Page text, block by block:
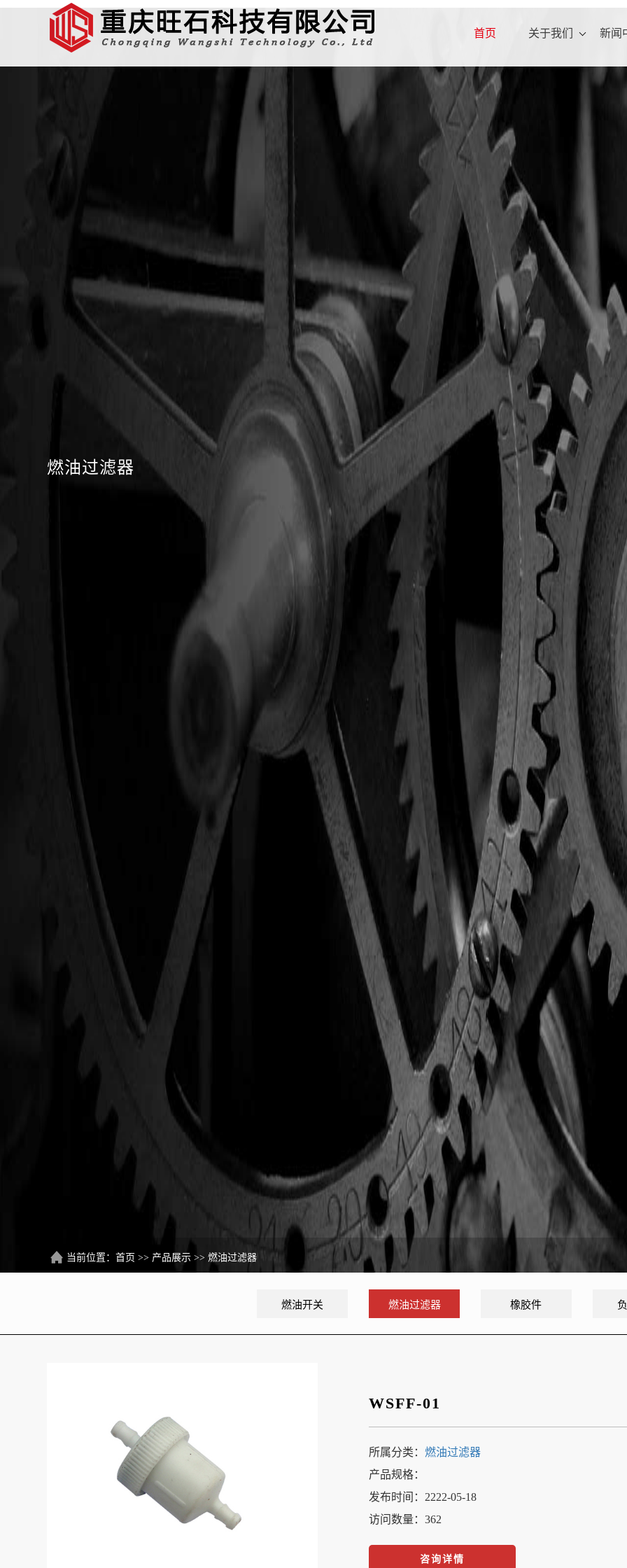
首页 关于我们 新闻
燃油过滤器
当前位置：首页 >> 产品展示 >>燃油过滤器
燃油开关 燃油过滤器 橡胶件
WSFF-01
所属分类： 燃油过滤器
产品规格：
发布时间：2222-05-18
访问数量：362
咨询详情